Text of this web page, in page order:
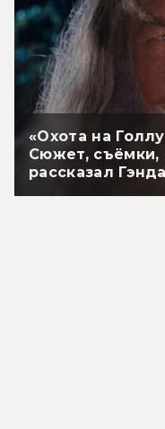
«Охота на
Сюжет, съёмки,
рассказал